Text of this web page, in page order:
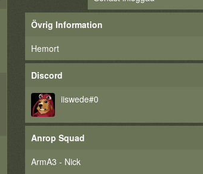
Övrig Information
Hemort
Discord
iiswede#0
Anrop Squad
ArmA3 - Nick